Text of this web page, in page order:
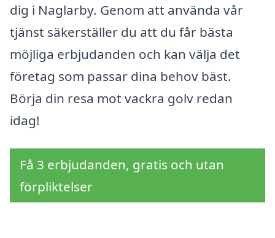
dig i Naglarby. Genom att använda vår
tjänst säkerställer du att du får bästa
möjliga erbjudanden och kan välja det
företag som passar dina behov bäst.
Börja din resa mot vackra golv redan
idag!
Få 3 erbjudanden, gratis och utan
förpliktelser